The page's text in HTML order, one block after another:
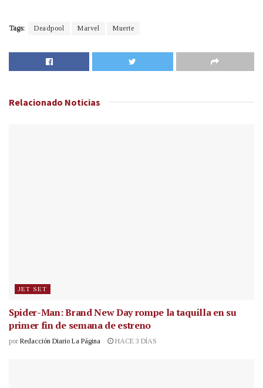
Tags: Deadpool Marvel Muerte
Relacionado Noticias
JET SET
Spider-Man: Brand New Day rompe la taquilla en su
primer fin de semana de estreno
por Redacción Diario La Página HACE 3 DÍAS